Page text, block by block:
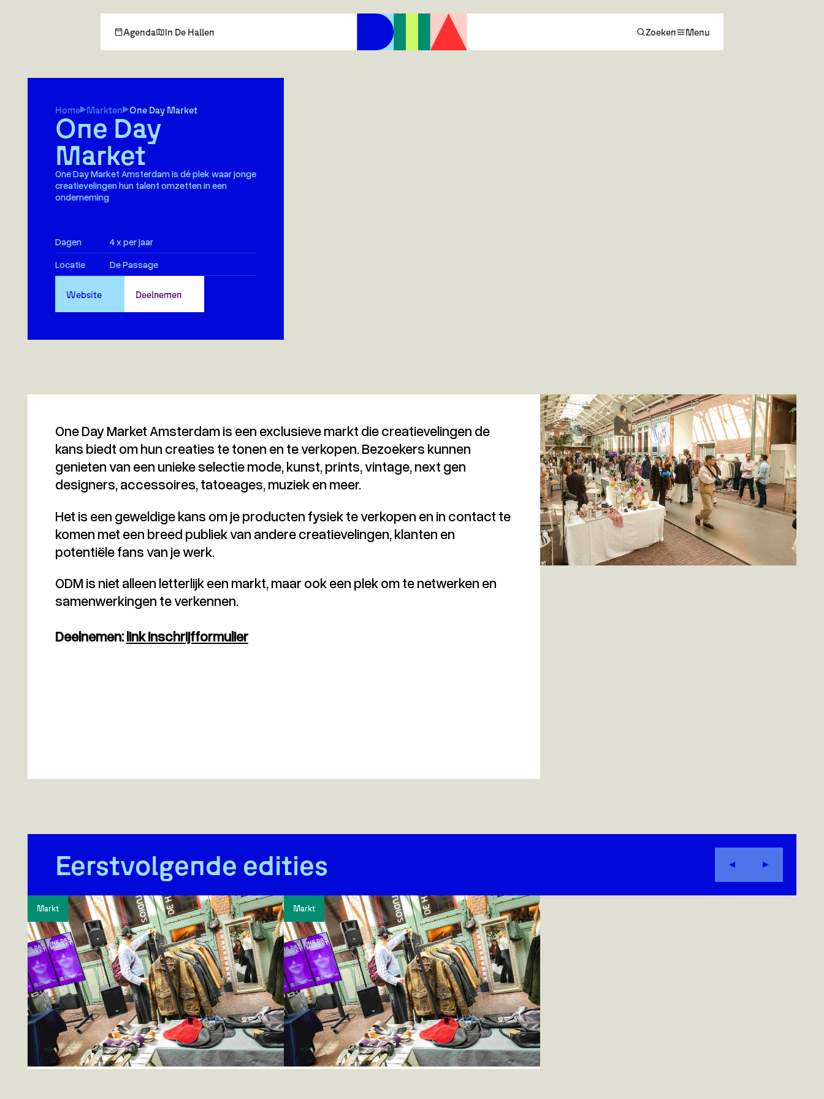
Agenda In De Hallen Zoeken Menu
Home Markten One Day Market
One Day
Market
One Day Market Amsterdam is dé plek waar jonge
creatievelingen hun talent omzetten in een
onderneming
Dagen 4 x per jaar
Locatie De Passage
Website Deelnemen
One Day Market Amsterdam is een exclusieve markt die creatievelingen de
kans biedt om hun creaties te tonen en te verkopen. Bezoekers kunnen
genieten van een unieke selectie mode, kunst, prints, vintage, next gen
designers, accessoires, tatoeages, muziek en meer.
Het is een geweldige kans om je producten fysiek te verkopen en in contact te
komen met een breed publiek van andere creatievelingen, klanten en
potentiële fans van je werk.
ODM is niet alleen letterlijk een markt, maar ook een plek om te netwerken en
samenwerkingen te verkennen.
Deelnemen:link inschrijfformulier
Eerstvolgende edities
Markt Markt